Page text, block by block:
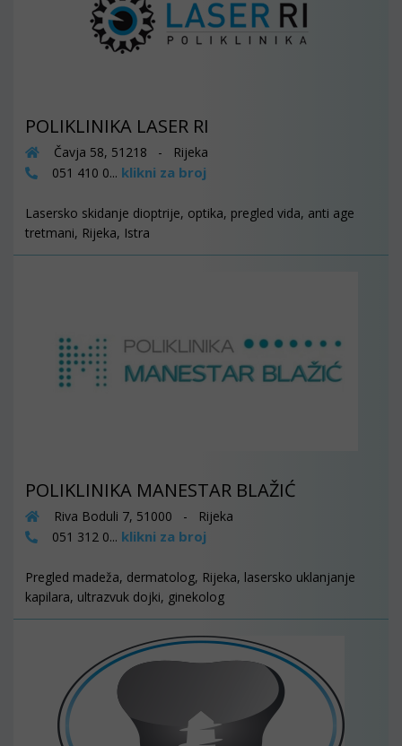
POLIKLINIKA LASER RI
Čavja 58, 51218 - Rijeka
051 410 0... klikni za broj
Lasersko skidanje dioptrije, optika, pregled vida, anti age
tretmani, Rijeka, Istra
POLIKLINIKA MANESTAR BLAŽIĆ
Riva Boduli 7, 51000 - Rijeka
051 312 0... klikni za broj
Pregled madeža, dermatolog, Rijeka, lasersko uklanjanje
kapilara, ultrazvuk dojki, ginekolog